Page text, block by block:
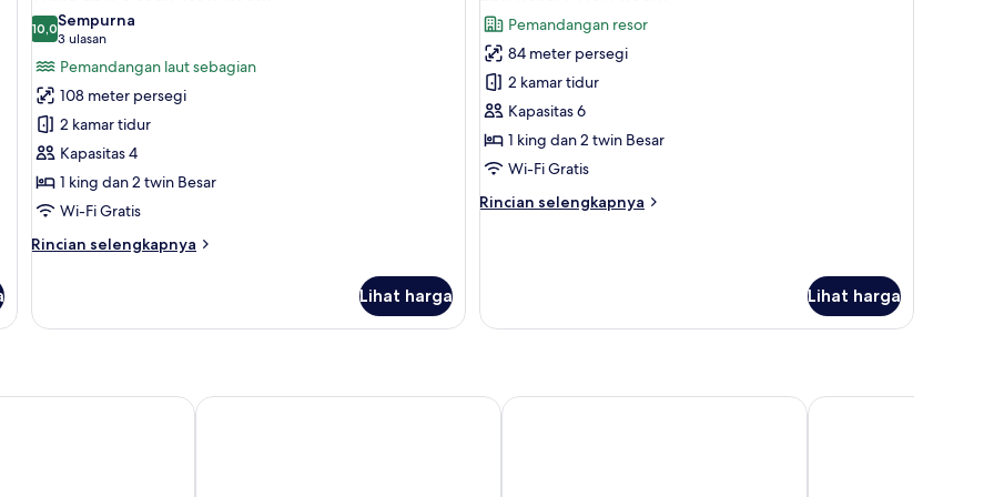
Room
semua
foto
untuk
Wana
2BR
Ocean
View
Room
10,010,0 dari 10
Sempurna
3 ulasan
(3
ulasan)
Pemandangan laut sebagian
108 meter persegi
2 kamar tidur
Kapasitas 4
1 king dan 2 twin Besar
Wi-Fi Gratis
Rincian selengkapnya
Rincian
Wana
Room
Lihat harga
semua
foto
untuk
2BR
Resort
View
Room
Pemandangan resor
84 meter persegi
2 kamar tidur
Kapasitas 6
1 king dan 2 twin Besar
Wi-Fi Gratis
Rincian selengkapnya
Rincian
View
Lihat harga
InterContinental Bali Resort by IHG AYANA Villas Bali Conrad Bali